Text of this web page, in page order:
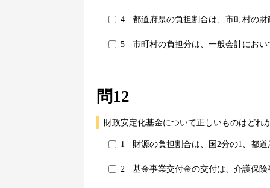
4 都道府県の負担割合は、市町村の
5 市町村の負担分は、一般会計にお
問12
財政安定化基金について正しいものはどれ
1 財源の負担割合は、国2分の1、都
2 基金事業交付金の交付は、介護保